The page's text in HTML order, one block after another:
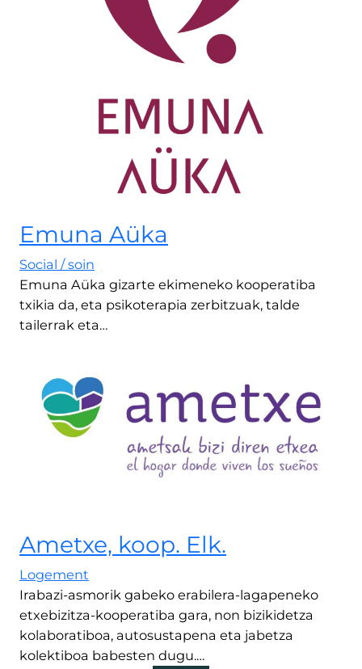
Emuna Aüka
Social / soin
Emuna Aüka gizarte ekimeneko kooperatiba
txikia da, eta psikoterapia zerbitzuak, talde
tailerrak eta…
Ametxe, koop. Elk.
Logement
Irabazi-asmorik gabeko erabilera-lagapeneko
etxebizitza-kooperatiba gara, non bizikidetza
kolaboratiboa, autosustapena eta jabetza
kolektiboa babesten dugu.…